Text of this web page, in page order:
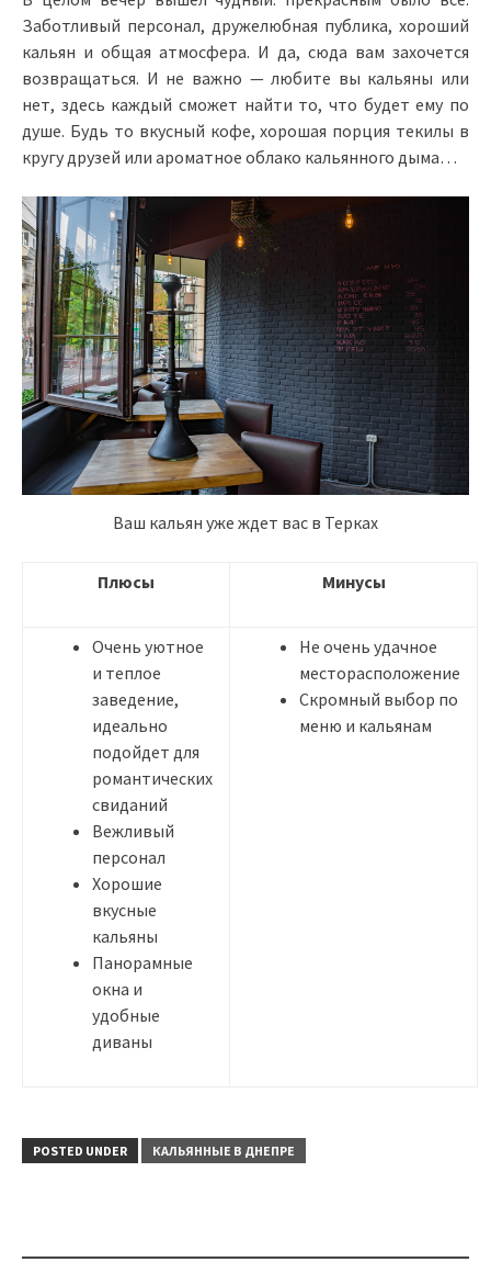
Заботливый персонал, дружелюбная публика, хороший
кальян и общая атмосфера. И да, сюда вам захочется
возвращаться. И не важно — любите вы кальяны или
нет, здесь каждый сможет найти то, что будет ему по
душе. Будь то вкусный кофе, хорошая порция текилы в
кругу друзей или ароматное облако кальянного дыма…
Ваш кальян уже ждет вас в Терках
Плюсы Минусы
Очень уютное
и теплое
заведение,
идеально
подойдет для
романтических
свиданий
Вежливый
персонал
Хорошие
вкусные
кальяны
Панорамные
окна и
удобные
диваны
Не очень удачное
месторасположение
Скромный выбор по
меню и кальянам
POSTED UNDER КАЛЬЯННЫЕ В ДНЕПРЕ